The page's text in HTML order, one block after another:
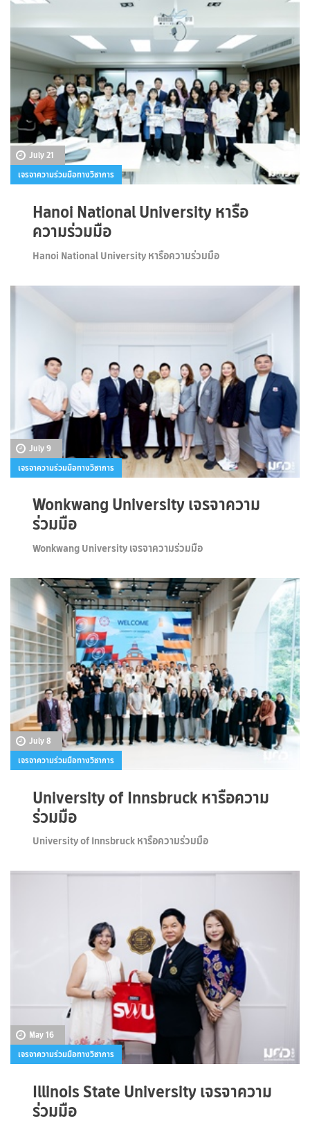
July 21
เจรจาความร่วมมือทางวิชาการ
Hanoi National University หารือ
ความร่วมมือ
Hanoi National University หารือความร่วมมือ
July 9
เจรจาความร่วมมือทางวิชาการ
Wonkwang University เจรจาความ
ร่วมมือ
Wonkwang University เจรจาความร่วมมือ
July 8
เจรจาความร่วมมือทางวิชาการ
University of Innsbruck หารือความ
ร่วมมือ
University of Innsbruck หารือความร่วมมือ
May 16
เจรจาความร่วมมือทางวิชาการ
Illinois State University เจรจาความ
ร่วมมือ